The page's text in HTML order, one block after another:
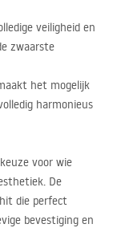
veiligheid en
zwaarste
het mogelijk
harmonieus
voor wie
De
die perfect
bevestiging en